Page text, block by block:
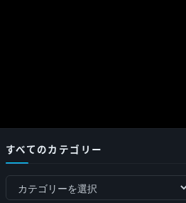
すべてのカテゴリー